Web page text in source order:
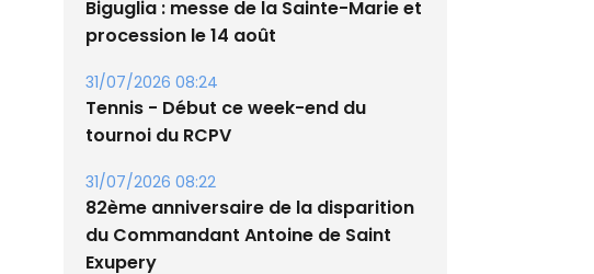
05/08/2026 09:53
procession le 14 août
31/07/2026 08:24
tournoi du RCPV
31/07/2026 08:22
82ème anniversaire de la disparition